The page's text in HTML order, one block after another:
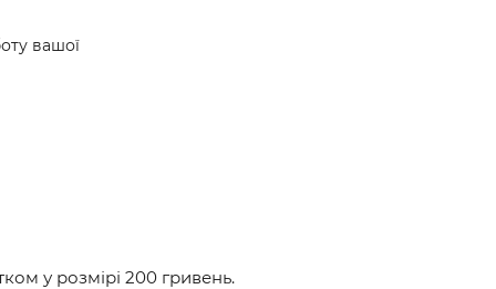
вашої
у розмірі 200 гривень.